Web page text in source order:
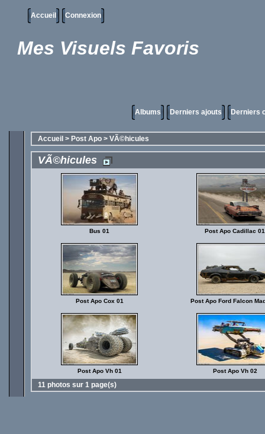
Accueil Connexion
Mes Visuels Favoris
Albums Derniers ajouts Derniers
Accueil > Post Apo > VÃ©hicules
VÃ©hicules
Bus 01 Post Apo Cadillac 01
Post Apo Cox 01 Post Apo Ford Falcon
Post Apo Vh 01 Post Apo Vh 02
11 photos sur 1 page(s)